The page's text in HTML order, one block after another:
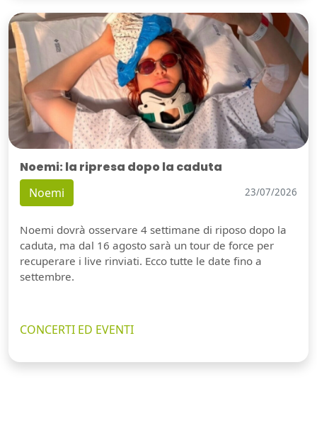
Noemi: la ripresa dopo la caduta
Noemi 23/07/2026
Noemi dovrà osservare 4 settimane di riposo dopo la
caduta, ma dal 16 agosto sarà un tour de force per
recuperare i live rinviati. Ecco tutte le date fino a
settembre.
CONCERTI ED EVENTI